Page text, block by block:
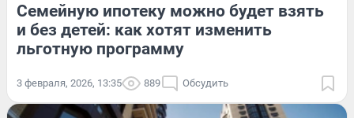
Семейную ипотеку можно будет взять
и без детей: как хотят изменить
льготную программу
3 февраля, 2026, 13:35 889 Обсудить